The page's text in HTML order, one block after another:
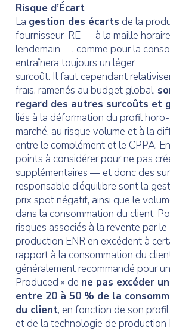
Risque d’Écart
La gestion des écarts de la
fournisseur-RE — à la maille
lendemain —, comme pour la
entraînera toujours un léger
surcoût. Il faut cependant
frais, ramenés au budget global,
regard des autres surcoûts et
liés à la déformation du profil
marché, au risque volume et à la
entre le complément et le CPPA.
points à considérer pour ne pas
supplémentaires — et donc des
responsable d’équilibre sont la
prix spot négatif, ainsi que le
dans la consommation du client.
risques associés à la revente par
production ENR en excédent à
rapport à la consommation du
généralement recommandé pour
Produced » de ne pas excéder
entre 20 à 50 % de la
du client, en fonction de son
et de la technologie de production